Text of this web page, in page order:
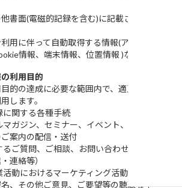
書面(電磁的記録を含む)に記載され
用に伴って自動取得する情報(アク
情報、端末情報、位置情報 )など
利用目的
的の達成に必要な範囲内で、適正に
します。
に関する各種手続
マガジン、セミナー、イベント、ア
案内の配信・送付
るご質問、ご相談、お問い合わせへ
連絡等）
活動におけるマーケティング活動お
、その他ご意見、ご要望等の聴取な